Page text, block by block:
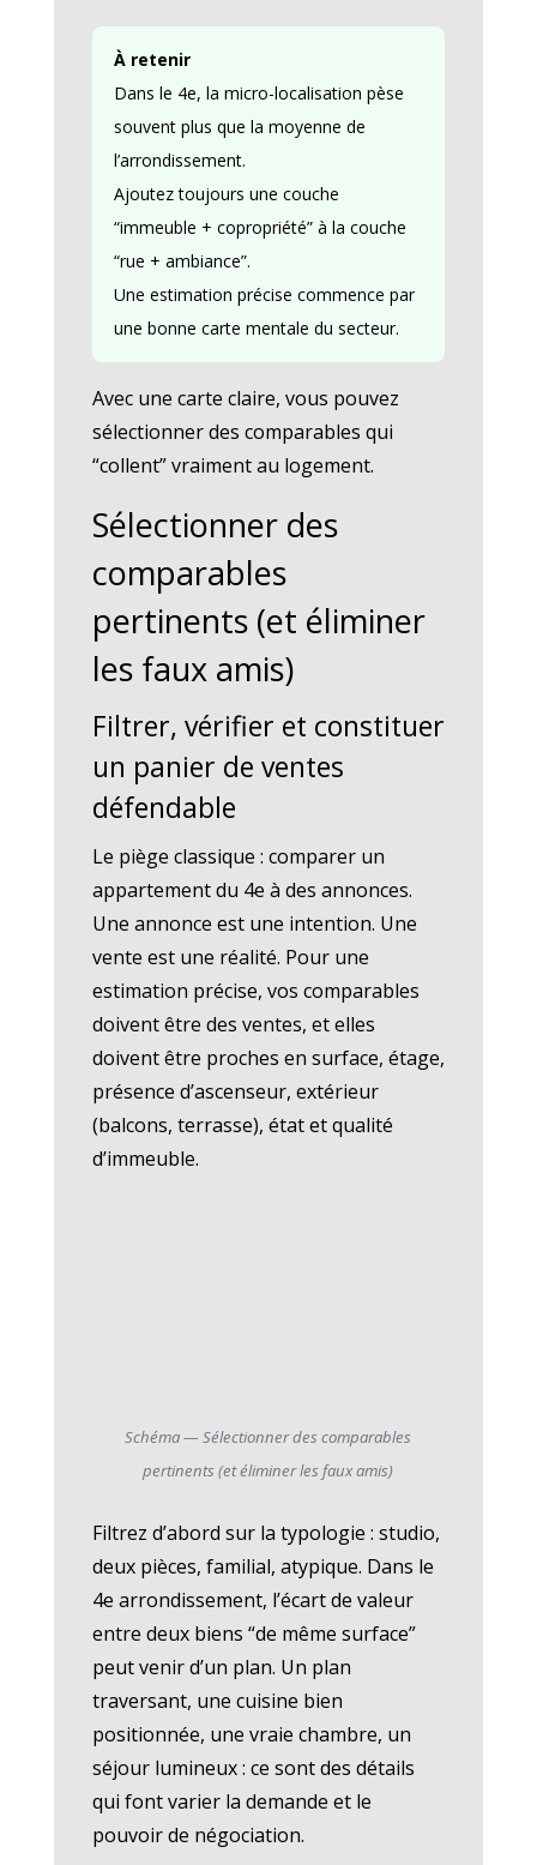
À retenir
Dans le 4e, la micro-localisation pèse
souvent plus que la moyenne de
l’arrondissement.
Ajoutez toujours une couche
“immeuble + copropriété” à la couche
“rue + ambiance”.
Une estimation précise commence par
une bonne carte mentale du secteur.
Avec une carte claire, vous pouvez
sélectionner des comparables qui
“collent” vraiment au logement.
Sélectionner des
comparables
pertinents (et éliminer
les faux amis)
Filtrer, vérifier et constituer
un panier de ventes
défendable
Le piège classique : comparer un
appartement du 4e à des annonces.
Une annonce est une intention. Une
vente est une réalité. Pour une
estimation précise, vos comparables
doivent être des ventes, et elles
doivent être proches en surface, étage,
présence d’ascenseur, extérieur
(balcons, terrasse), état et qualité
d’immeuble.
Schéma — Sélectionner des comparables
pertinents (et éliminer les faux amis)
Filtrez d’abord sur la typologie : studio,
deux pièces, familial, atypique. Dans le
4e arrondissement, l’écart de valeur
entre deux biens “de même surface”
peut venir d’un plan. Un plan
traversant, une cuisine bien
positionnée, une vraie chambre, un
séjour lumineux : ce sont des détails
qui font varier la demande et le
pouvoir de négociation.